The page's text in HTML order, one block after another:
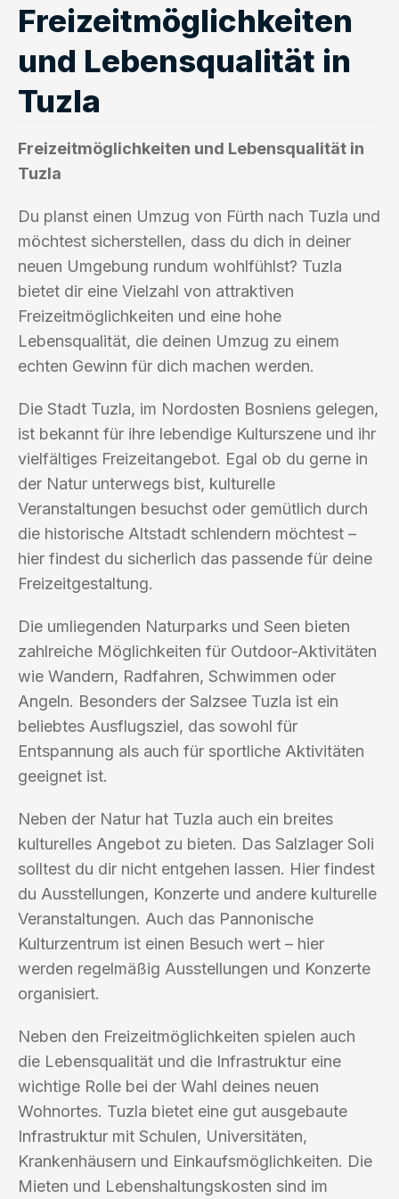
Freizeitmöglichkeiten
und Lebensqualität in
Tuzla
Freizeitmöglichkeiten und Lebensqualität in
Tuzla
Du planst einen Umzug von Fürth nach Tuzla und
möchtest sicherstellen, dass du dich in deiner
neuen Umgebung rundum wohlfühlst? Tuzla
bietet dir eine Vielzahl von attraktiven
Freizeitmöglichkeiten und eine hohe
Lebensqualität, die deinen Umzug zu einem
echten Gewinn für dich machen werden.
Die Stadt Tuzla, im Nordosten Bosniens gelegen,
ist bekannt für ihre lebendige Kulturszene und ihr
vielfältiges Freizeitangebot. Egal ob du gerne in
der Natur unterwegs bist, kulturelle
Veranstaltungen besuchst oder gemütlich durch
die historische Altstadt schlendern möchtest –
hier findest du sicherlich das passende für deine
Freizeitgestaltung.
Die umliegenden Naturparks und Seen bieten
zahlreiche Möglichkeiten für Outdoor-Aktivitäten
wie Wandern, Radfahren, Schwimmen oder
Angeln. Besonders der Salzsee Tuzla ist ein
beliebtes Ausflugsziel, das sowohl für
Entspannung als auch für sportliche Aktivitäten
geeignet ist.
Neben der Natur hat Tuzla auch ein breites
kulturelles Angebot zu bieten. Das Salzlager Soli
solltest du dir nicht entgehen lassen. Hier findest
du Ausstellungen, Konzerte und andere kulturelle
Veranstaltungen. Auch das Pannonische
Kulturzentrum ist einen Besuch wert – hier
werden regelmäßig Ausstellungen und Konzerte
organisiert.
Neben den Freizeitmöglichkeiten spielen auch
die Lebensqualität und die Infrastruktur eine
wichtige Rolle bei der Wahl deines neuen
Wohnortes. Tuzla bietet eine gut ausgebaute
Infrastruktur mit Schulen, Universitäten,
Krankenhäusern und Einkaufsmöglichkeiten. Die
Mieten und Lebenshaltungskosten sind im